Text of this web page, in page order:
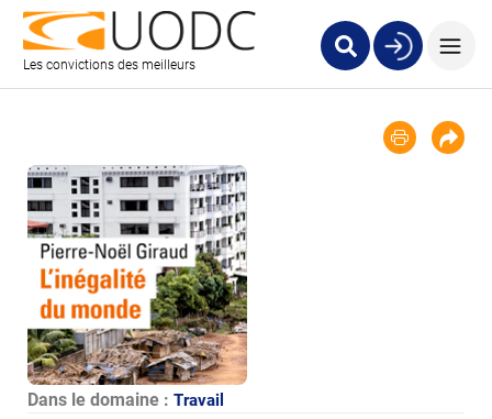
Les convictions des meilleurs
Dans le domaine : Travail